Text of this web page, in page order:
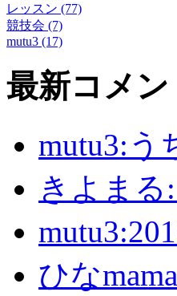
レッスン (77)
競技会 (7)
mutu3 (17)
最新コメン
mutu3:う
きよまる
ひな